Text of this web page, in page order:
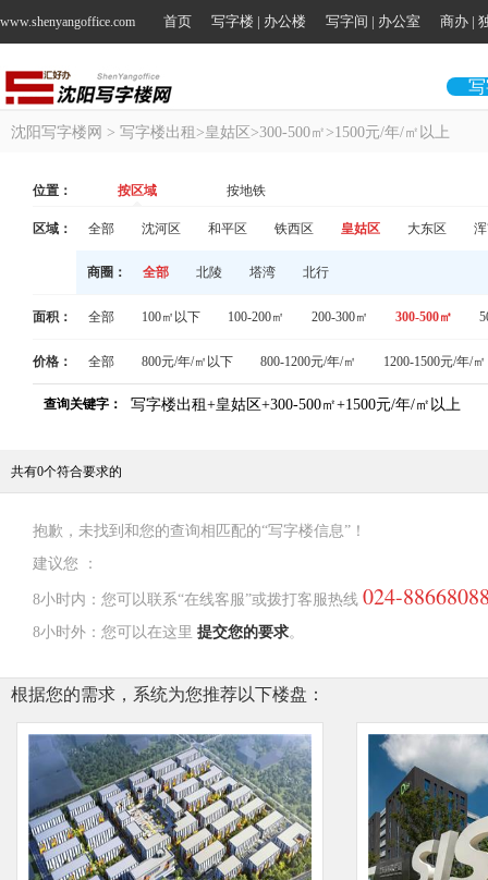
www.shenyangoffice.com 首页 写字楼 | 办公楼 写字间 | 办公室 商办 |
沈阳写字楼网 > 写字楼出租>皇姑区>300-500㎡>1500元/年/㎡以上
位置： 按区域 按地铁
区域： 全部 沈河区 和平区 铁西区 皇姑区 大东区
商圈： 全部 北陵 塔湾 北行
面积： 全部 100㎡以下 100-200㎡ 200-300㎡ 300-500㎡
价格： 全部 800元/年/㎡以下 800-1200元/年/㎡ 1200-1500元/年/㎡
查询关键字： 写字楼出租+皇姑区+300-500㎡+1500元/年/㎡以上
共有0个符合要求的
抱歉，未找到和您的查询相匹配的“写字楼信息”！
建议您 ：
8小时内：您可以联系“在线客服”或拨打客服热线 024-
8小时外：您可以在这里 提交您的要求。
根据您的需求，系统为您推荐以下楼盘：